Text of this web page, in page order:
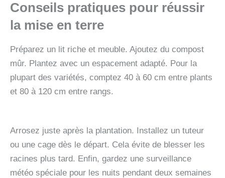
Conseils pratiques pour réussir
la mise en terre
Préparez un lit riche et meuble. Ajoutez du compost
mûr. Plantez avec un espacement adapté. Pour la
plupart des variétés, comptez 40 à 60 cm entre plants
et 80 à 120 cm entre rangs.
Arrosez juste après la plantation. Installez un tuteur
ou une cage dès le départ. Cela évite de blesser les
racines plus tard. Enfin, gardez une surveillance
météo spéciale pour les nuits pendant deux semaines